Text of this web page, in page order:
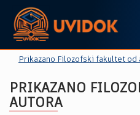
Prikazano Filozofski fakultet od
PRIKAZANO
AUTORA